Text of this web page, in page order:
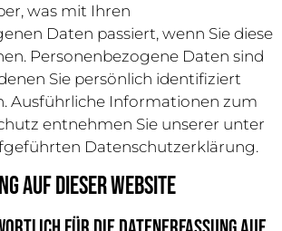
was mit Ihren
Daten passiert, wenn Sie diese
Personenbezogene Daten sind
Sie persönlich identifiziert
Ausführliche Informationen zum
entnehmen Sie unserer unter
Datenschutzerklärung.
auf dieser Website